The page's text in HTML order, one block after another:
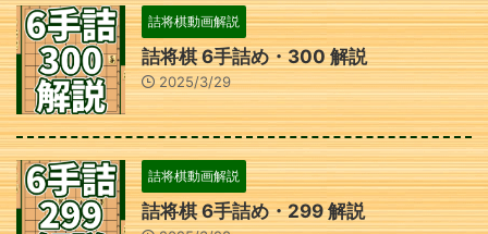
詰将棋動画解説
詰将棋 6手詰め・300 解説
2025/3/29
詰将棋動画解説
詰将棋 6手詰め・299 解説